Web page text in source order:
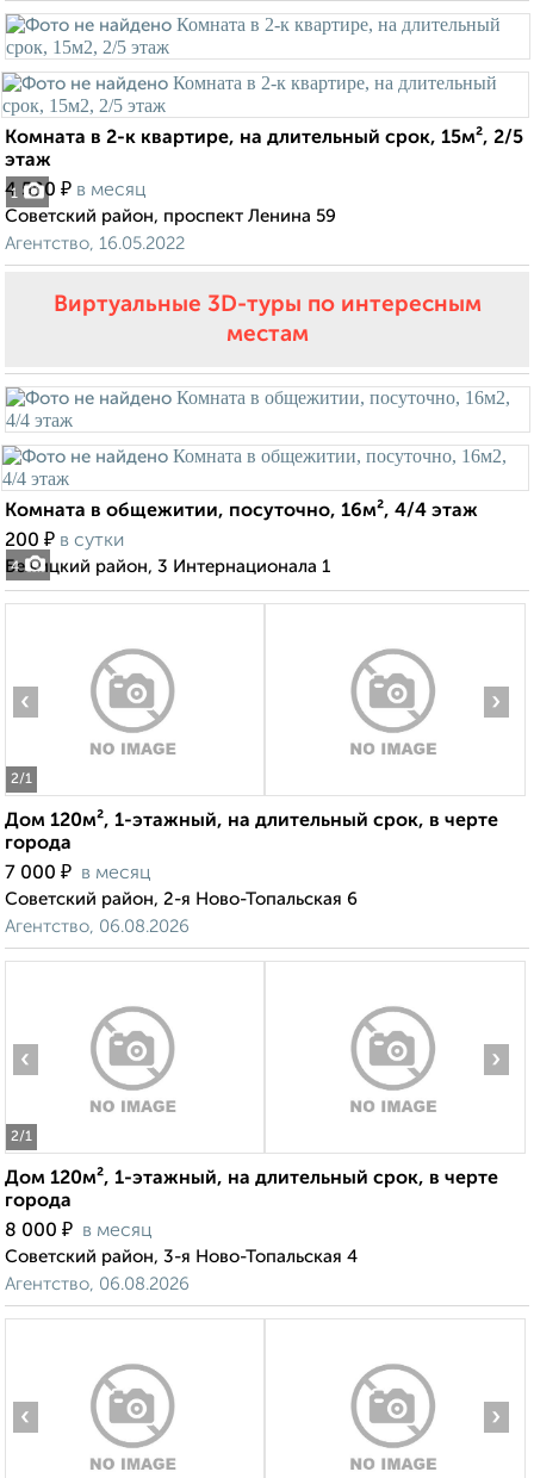
1
Комната в 2-к квартире, на длительный срок, 15м², 2/5
этаж
4 500 ₽ в месяц
Советский район, проспект Ленина 59
Агентство, 16.05.2022
Виртуальные 3D-туры по интересным
местам
4
Комната в общежитии, посуточно, 16м², 4/4 этаж
200 ₽ в сутки
Бежицкий район, 3 Интернационала 1
2/1
‹ ›
Дом 120м², 1-этажный, на длительный срок, в черте
города
7 000 ₽ в месяц
Советский район, 2-я Ново-Топальская 6
Агентство, 06.08.2026
2/1
‹ ›
Дом 120м², 1-этажный, на длительный срок, в черте
города
8 000 ₽ в месяц
Советский район, 3-я Ново-Топальская 4
Агентство, 06.08.2026
‹ ›